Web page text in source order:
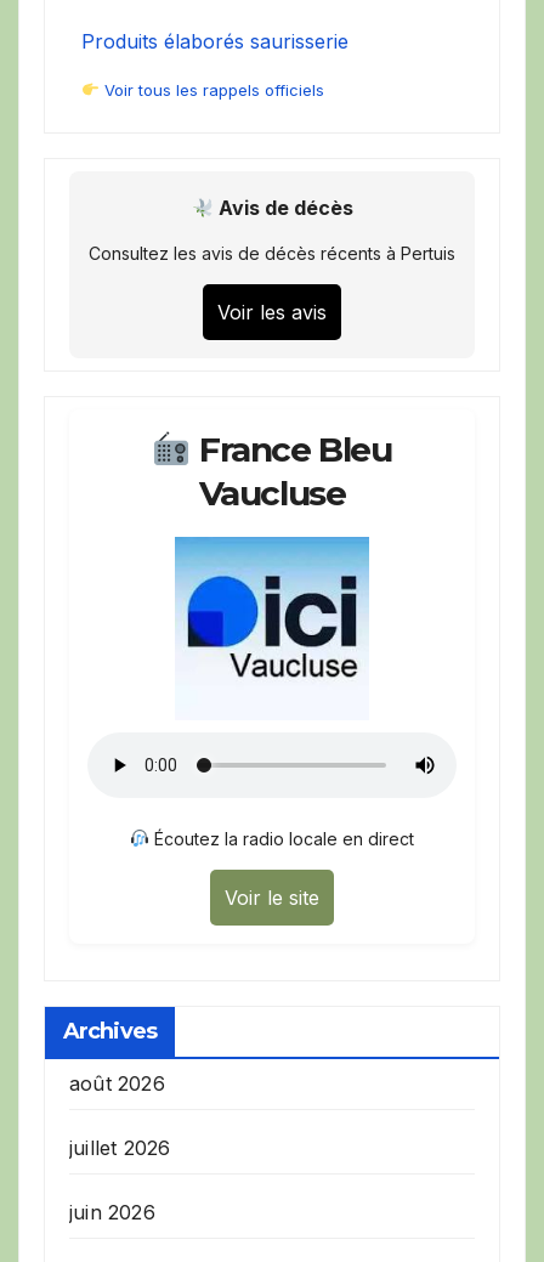
Produits élaborés saurisserie
Voir tous les rappels officiels
Avis de décès
Consultez les avis de décès récents à Pertuis
Voir les avis
France Bleu
Vaucluse
Écoutez la radio locale en direct
Voir le site
Archives
août 2026
juillet 2026
juin 2026